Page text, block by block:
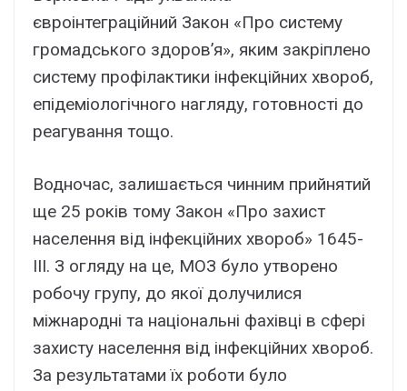
євроінтеграційний Закон «Про систему
громадського здоров’я», яким закріплено
систему профілактики інфекційних хвороб,
епідеміологічного нагляду, готовності до
реагування тощо.
Водночас, залишається чинним прийнятий
ще 25 років тому Закон «Про захист
населення від інфекційних хвороб» 1645-
III. З огляду на це, МОЗ було утворено
робочу групу, до якої долучилися
міжнародні та національні фахівці в сфері
захисту населення від інфекційних хвороб.
За результатами їх роботи було